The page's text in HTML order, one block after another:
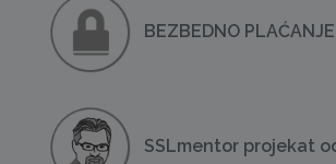
BEZBEDNO PLAĆANJE
SSLmentor projekat